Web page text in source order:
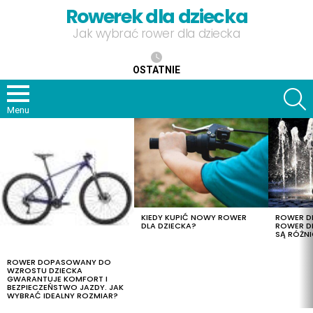
Rowerek dla dziecka
Jak wybrać rower dla dziecka
OSTATNIE
Menu
ROWER DOPASOWANY DO
WZROSTU DZIECKA
GWARANTUJE KOMFORT I
BEZPIECZEŃSTWO JAZDY. JAK
WYBRAĆ IDEALNY ROZMIAR?
KIEDY KUPIĆ NOWY ROWER
DLA DZIECKA?
ROWER
ROWER
SĄ